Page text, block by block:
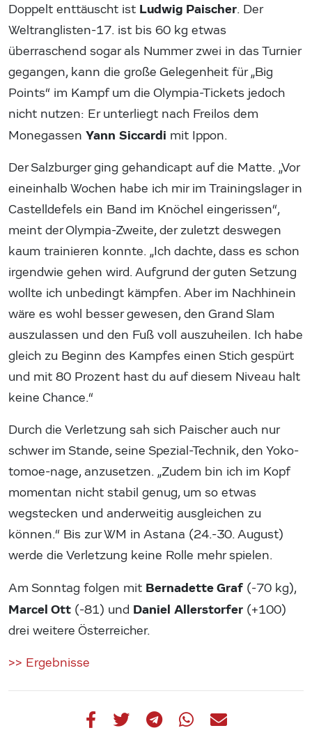
Doppelt enttäuscht ist Ludwig Paischer. Der
Weltranglisten-17. ist bis 60 kg etwas
überraschend sogar als Nummer zwei in das Turnier
gegangen, kann die große Gelegenheit für „Big
Points“ im Kampf um die Olympia-Tickets jedoch
nicht nutzen: Er unterliegt nach Freilos dem
Monegassen Yann Siccardi mit Ippon.
Der Salzburger ging gehandicapt auf die Matte. „Vor
eineinhalb Wochen habe ich mir im Trainingslager in
Castelldefels ein Band im Knöchel eingerissen“,
meint der Olympia-Zweite, der zuletzt deswegen
kaum trainieren konnte. „Ich dachte, dass es schon
irgendwie gehen wird. Aufgrund der guten Setzung
wollte ich unbedingt kämpfen. Aber im Nachhinein
wäre es wohl besser gewesen, den Grand Slam
auszulassen und den Fuß voll auszuheilen. Ich habe
gleich zu Beginn des Kampfes einen Stich gespürt
und mit 80 Prozent hast du auf diesem Niveau halt
keine Chance.“
Durch die Verletzung sah sich Paischer auch nur
schwer im Stande, seine Spezial-Technik, den Yoko-
tomoe-nage, anzusetzen. „Zudem bin ich im Kopf
momentan nicht stabil genug, um so etwas
wegstecken und anderweitig ausgleichen zu
können.“ Bis zur WM in Astana (24.-30. August)
werde die Verletzung keine Rolle mehr spielen.
Am Sonntag folgen mit Bernadette Graf (-70 kg),
Marcel Ott (-81) und Daniel Allerstorfer (+100)
drei weitere Österreicher.
>> Ergebnisse